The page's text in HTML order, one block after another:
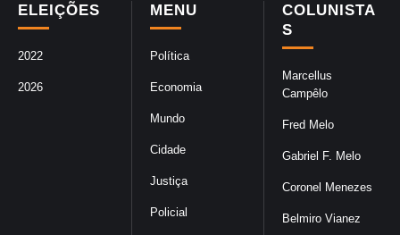
COLUNISTA
S
Marcellus
Campêlo
Fred Melo
Gabriel F. Melo
Coronel Menezes
Belmiro Vianez
MENU
Política
Economia
Mundo
Cidade
Justiça
Policial
ELEIÇÕES
2022
2026